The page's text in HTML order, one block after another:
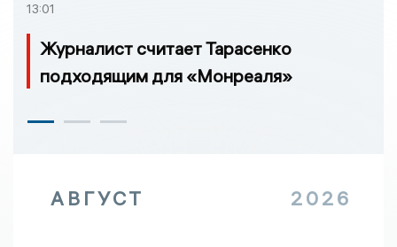
13:01
Журналист считает Тарасенко
подходящим для «Монреаля»
АВГУСТ 2026